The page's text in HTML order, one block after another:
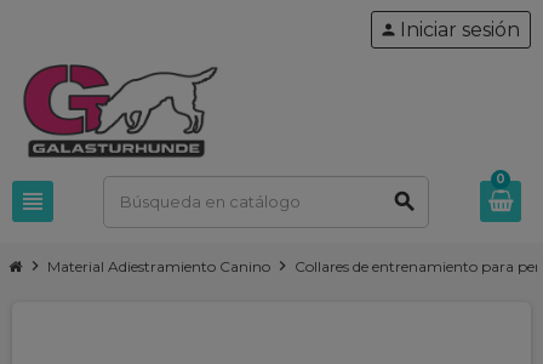
view_headline search
person Iniciar sesión
0
chevron_right Material Adiestramiento Canino chevron_right Collares de entrenamiento para